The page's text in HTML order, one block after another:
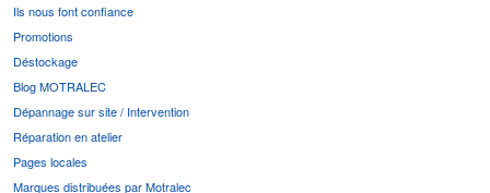
Ils nous font confiance
Promotions
Déstockage
Blog MOTRALEC
Dépannage sur site / Intervention
Réparation en atelier
Pages locales
Marques distribuées par Motralec